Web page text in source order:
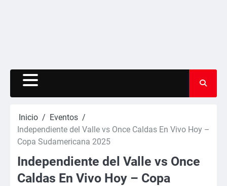
Inicio
Eventos
Independiente del Valle vs Once Caldas En Vivo Hoy –
Copa Sudamericana 2025
Independiente del Valle vs Once
Caldas En Vivo Hoy – Copa